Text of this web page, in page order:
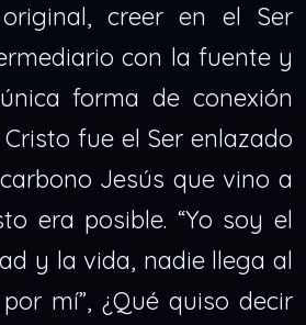
creer en el Ser
con la fuente y
forma de conexión
fue el Ser enlazado
Jesús que vino a
era posible. “Yo soy el
y la vida, nadie llega al
mí”, ¿Qué quiso decir